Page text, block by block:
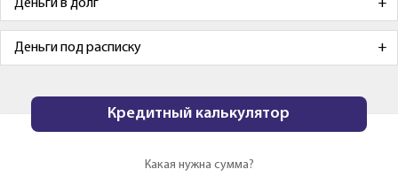
Деньги в долг
Деньги под расписку
Кредитный калькулятор
Какая нужна сумма?